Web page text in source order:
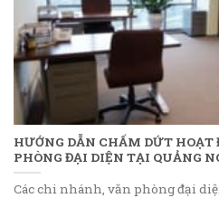
HƯỚNG DẪN CHẤM DỨT
PHÒNG ĐẠI DIỆN TẠI QUẢNG
Các chi nhánh, văn phòng đại